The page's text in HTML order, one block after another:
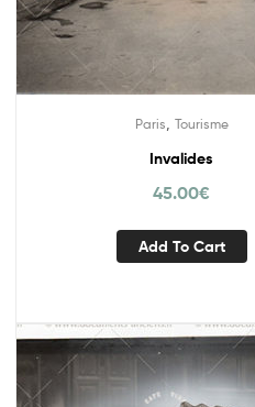
Paris Tourisme
Invalides
45.00€
Add To Cart